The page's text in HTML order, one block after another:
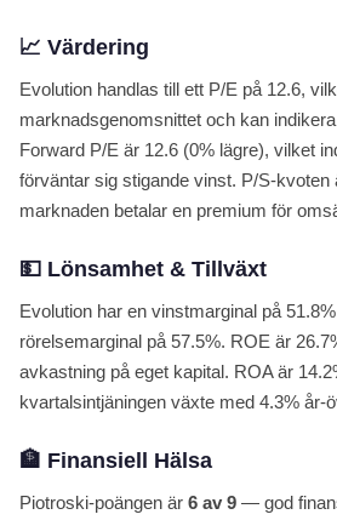
📈 Värdering
Evolution handlas till ett P/E på 12.6,
marknadsgenomsnittet och kan
Forward P/E är 12.6 (0% lägre), vilket
förväntar sig stigande vinst. P/S-
marknaden betalar en premium för
💵 Lönsamhet & Tillväxt
Evolution har en vinstmarginal på
rörelsemarginal på 57.5%. ROE är
avkastning på eget kapital. ROA är
kvartalsintjäningen växte med 4.3% år-
🏦 Finansiell Hälsa
Piotroski-poängen är 6 av 9 — god